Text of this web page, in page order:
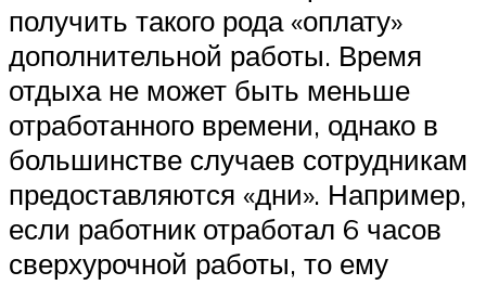
получить такого рода «оплату»
дополнительной работы. Время
отдыха не может быть меньше
отработанного времени, однако в
большинстве случаев сотрудникам
предоставляются «дни». Например,
если работник отработал 6 часов
сверхурочной работы, то ему